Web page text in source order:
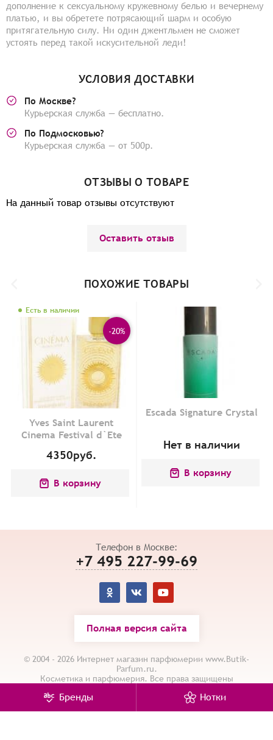
дополнение к сексуальному кружевному белью и вечернему
платью, и вы обретете потрясающий шарм и особую
притягательную силу. Ни один джентльмен не сможет
устоять перед такой искусительной леди!
УСЛОВИЯ ДОСТАВКИ
По Москве?
Курьерская служба — бесплатно.
По Подмосковью?
Курьерская служба — от 500р.
ОТЗЫВЫ О ТОВАРЕ
На данный товар отзывы отсутствуют
Оставить отзыв
ПОХОЖИЕ ТОВАРЫ
Есть в наличии
-20%
Yves Saint Laurent
Cinema Festival d`Ete
4350руб.
В корзину
Escada Signature Crystal
Нет в наличии
В корзину
Телефон в Москве:
+7 495 227-99-69
Полная версия сайта
© 2004 - 2026 Интернет магазин парфюмерии www.Butik-
Parfum.ru.
Косметика и парфюмерия. Все права защищены
Карта сайта
Политика конфиденциальности
Бренды Нотки